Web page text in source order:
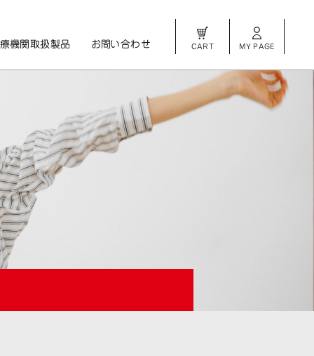
機関取扱製品 お問い合わせ CART MY PAGE